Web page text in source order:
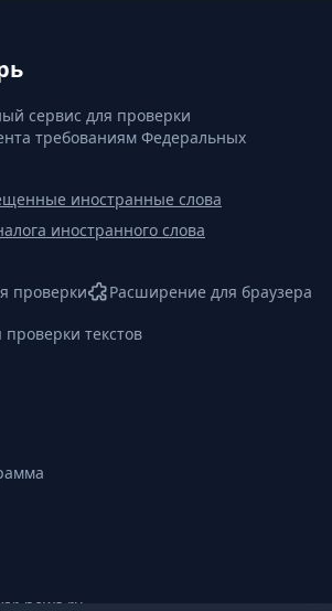
сервис для проверки
требованиям Федеральных
иностранные слова
иностранного слова
проверки
Расширение для браузера
проверки текстов
news.ru